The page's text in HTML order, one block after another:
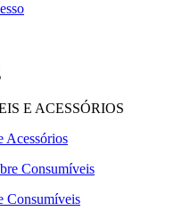
E ACESSÓRIOS
Acessórios
Consumíveis
Consumíveis